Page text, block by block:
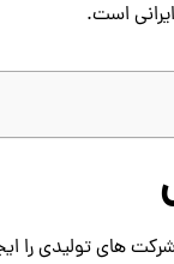
است.
های تولیدی را